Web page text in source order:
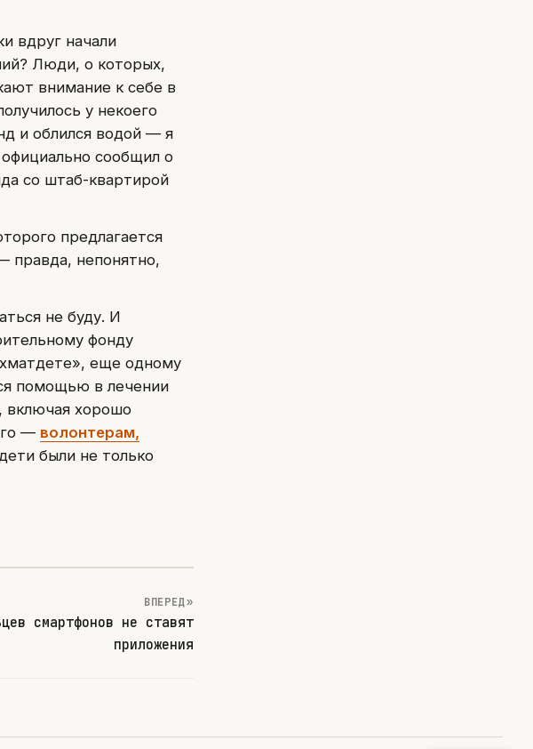
вдруг начали
Люди, о которых,
внимание к себе в
у некоего
и облился водой — я
сообщил о
со штаб-квартирой
предлагается
правда, непонятно,
не буду. И
фонду
еще одному
помощью в лечении
включая хорошо
— волонтерам,
были не только
ВПЕРЕД »
смартфонов не ставят
приложения